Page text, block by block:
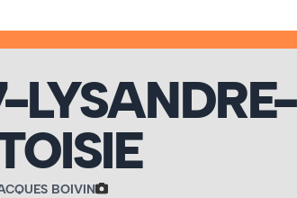
LYSANDRE-
BOIVIN